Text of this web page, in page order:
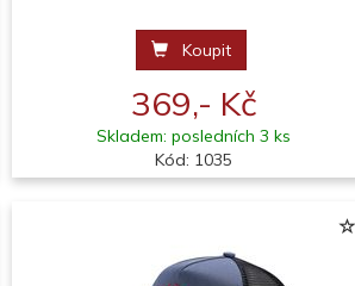
Koupit
369,- Kč
Skladem: posledních 3 ks
Kód: 1035